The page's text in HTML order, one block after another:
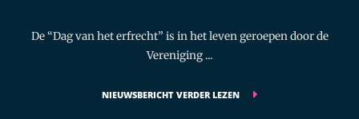
De “Dag van het erfrecht” is in het leven geroepen door de
Vereniging ...
NIEUWSBERICHT VERDER LEZEN